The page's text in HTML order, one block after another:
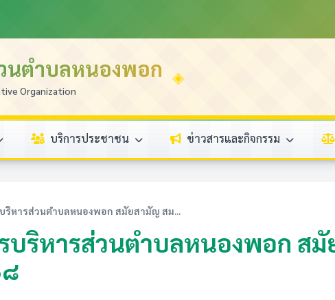
นตำบลหนองพอก
Organization
บริการประชาชน ข่าวสารและกิจกรรม
ริหารส่วนตำบลหนองพอก สมัยสามัญ สม...
บริหารส่วนตำบลหนองพอก ส